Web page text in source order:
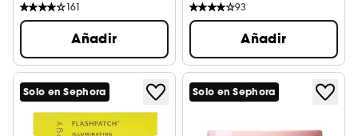
161
Añadir
93
Añadir
Solo en Sephora Solo en Sephora